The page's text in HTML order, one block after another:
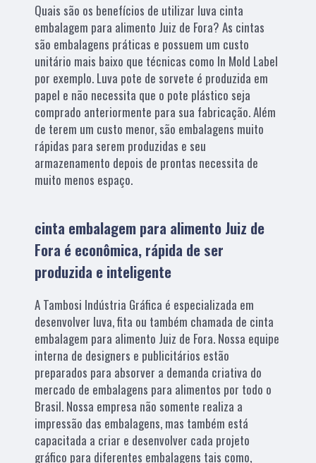
Quais são os benefícios de utilizar luva cinta
embalagem para alimento Juiz de Fora? As cintas
são embalagens práticas e possuem um custo
unitário mais baixo que técnicas como In Mold Label
por exemplo. Luva pote de sorvete é produzida em
papel e não necessita que o pote plástico seja
comprado anteriormente para sua fabricação. Além
de terem um custo menor, são embalagens muito
rápidas para serem produzidas e seu
armazenamento depois de prontas necessita de
muito menos espaço.
cinta embalagem para alimento Juiz de
Fora é econômica, rápida de ser
produzida e inteligente
A Tambosi Indústria Gráfica é especializada em
desenvolver luva, fita ou também chamada de cinta
embalagem para alimento Juiz de Fora. Nossa equipe
interna de designers e publicitários estão
preparados para absorver a demanda criativa do
mercado de embalagens para alimentos por todo o
Brasil. Nossa empresa não somente realiza a
impressão das embalagens, mas também está
capacitada a criar e desenvolver cada projeto
gráfico para diferentes embalagens tais como,